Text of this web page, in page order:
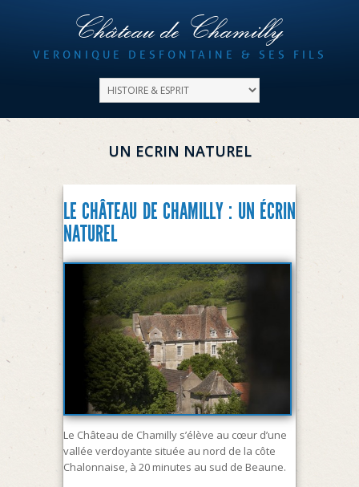
Château de Chamilly
VERONIQUE DESFONTAINE & SES FILS
UN ECRIN NATUREL
LE CHÂTEAU DE CHAMILLY : UN ÉCRIN
NATUREL
Le Château de Chamilly s’élève au cœur d’une
vallée verdoyante située au nord de la côte
Chalonnaise, à 20 minutes au sud de Beaune.